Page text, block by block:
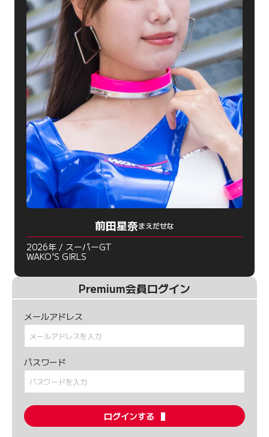
前田星奈まえだせな
2026年 / スーパーGT
WAKO'S GIRLS
Premium会員ログイン
メールアドレス
パスワード
ログインする